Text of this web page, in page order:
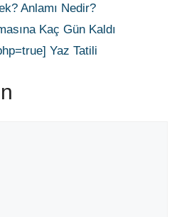
Anlamı Nedir?
Kaç Gün Kaldı
Yaz Tatili